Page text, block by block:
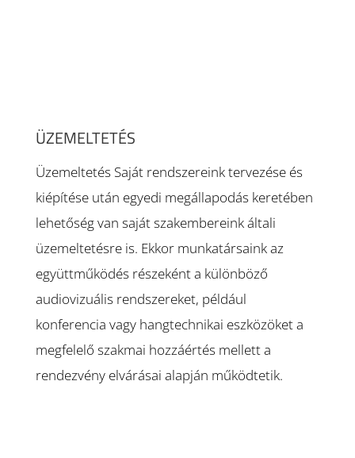
ÜZEMELTETÉS
Üzemeltetés Saját rendszereink tervezése és
kiépítése után egyedi megállapodás keretében
lehetőség van saját szakembereink általi
üzemeltetésre is. Ekkor munkatársaink az
együttműködés részeként a különböző
audiovizuális rendszereket, például
konferencia vagy hangtechnikai eszközöket a
megfelelő szakmai hozzáértés mellett a
rendezvény elvárásai alapján működtetik.